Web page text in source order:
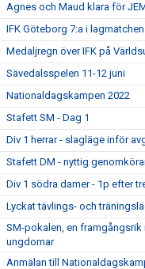
Agnes och Maud klara för
IFK Göteborg 7:a i
Medaljregn över IFK på
Sävedalsspelen 11-12 juni
Nationaldagskampen 2022
Stafett SM - Dag 1
Div 1 herrar - slagläge inför
Stafett DM - nyttig
Div 1 södra damer - 1p efter
Lyckat tävlings- och
SM-pokalen, en
ungdomar
Anmälan till